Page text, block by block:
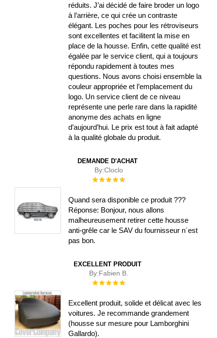
réduits. J’ai décidé de faire broder un logo
à l’arrière, ce qui crée un contraste
élégant. Les poches pour les rétroviseurs
sont excellentes et facilitent la mise en
place de la housse. Enfin, cette qualité est
égalée par le service client, qui a toujours
répondu rapidement à toutes mes
questions. Nous avons choisi ensemble la
couleur appropriée et l’emplacement du
logo. Un service client de ce niveau
représente une perle rare dans la rapidité
anonyme des achats en ligne
d’aujourd’hui. Le prix est tout à fait adapté
à la qualité globale du produit.
DEMANDE D'ACHAT
By:Cloclo
Évaluation :
Quand sera disponible ce produit ???
Réponse: Bonjour, nous allons
malheureusement retirer cette housse
anti-grêle car le SAV du fournisseur n´est
pas bon.
EXCELLENT PRODUIT
By:Fabien B.
Évaluation :
Excellent produit, solide et délicat avec les
voitures. Je recommande grandement
(housse sur mesure pour Lamborghini
Gallardo).